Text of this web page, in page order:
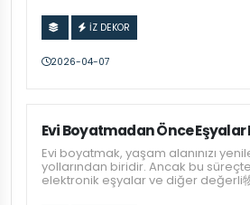
İZ DEKOR
2026-04-07
Evi Boyatmadan Önce Eşyalar
Evi boyatmak, yaşam alanınızı
yollarından biridir. Ancak bu
elektronik eşyalar ve diğer değerli